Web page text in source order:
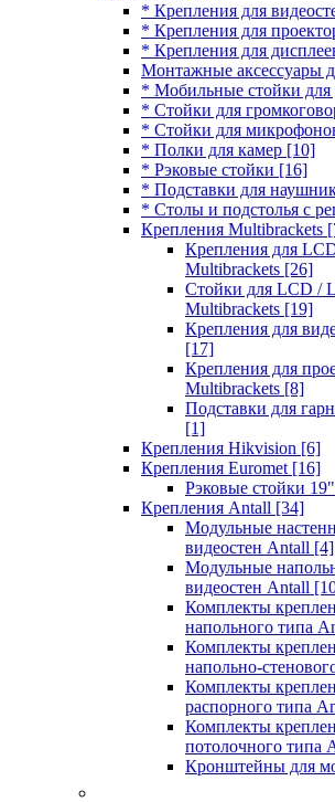
* Крепления для
* Крепления для
* Крепления для
Монтажные аксессуары
* Мобильные стойки для
* Стойки для
* Стойки для
* Полки для камер [10]
* Рэковые стойки [16]
* Подставки для
* Столы и подстолья с
Крепления Multibrackets
Крепления для
Multibrackets [26]
Стойки для LCD /
Multibrackets [19]
Крепления для
[17]
Крепления для
Multibrackets [8]
Подставки для
[1]
Крепления Hikvision [6]
Крепления Euromet [16]
Рэковые стойки
Крепления Antall [34]
Модульные
видеостен Antall [4]
Модульные
видеостен Antall
Комплекты
напольного типа
Комплекты
напольно-
Комплекты
распорного типа
Комплекты
потолочного типа
Кронштейны для